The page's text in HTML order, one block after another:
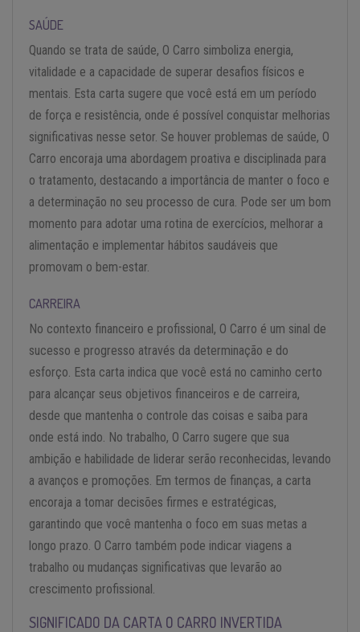
SAÚDE
Quando se trata de saúde, O Carro simboliza energia,
vitalidade e a capacidade de superar desafios físicos e
mentais. Esta carta sugere que você está em um período
de força e resistência, onde é possível conquistar melhorias
significativas nesse setor. Se houver problemas de saúde, O
Carro encoraja uma abordagem proativa e disciplinada para
o tratamento, destacando a importância de manter o foco e
a determinação no seu processo de cura. Pode ser um bom
momento para adotar uma rotina de exercícios, melhorar a
alimentação e implementar hábitos saudáveis que
promovam o bem-estar.
CARREIRA
No contexto financeiro e profissional, O Carro é um sinal de
sucesso e progresso através da determinação e do
esforço. Esta carta indica que você está no caminho certo
para alcançar seus objetivos financeiros e de carreira,
desde que mantenha o controle das coisas e saiba para
onde está indo. No trabalho, O Carro sugere que sua
ambição e habilidade de liderar serão reconhecidas, levando
a avanços e promoções. Em termos de finanças, a carta
encoraja a tomar decisões firmes e estratégicas,
garantindo que você mantenha o foco em suas metas a
longo prazo. O Carro também pode indicar viagens a
trabalho ou mudanças significativas que levarão ao
crescimento profissional.
SIGNIFICADO DA CARTA O CARRO INVERTIDA